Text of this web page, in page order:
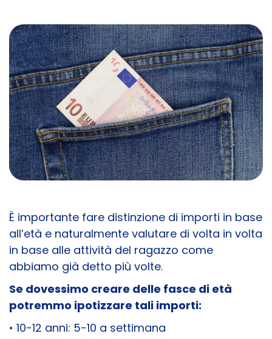
È importante fare distinzione di importi in base
all’età e naturalmente valutare di volta in volta
in base alle attività del ragazzo come
abbiamo già detto più volte.
Se dovessimo creare delle fasce di età
potremmo ipotizzare tali importi:
• 10-12 anni: 5-10 a settimana